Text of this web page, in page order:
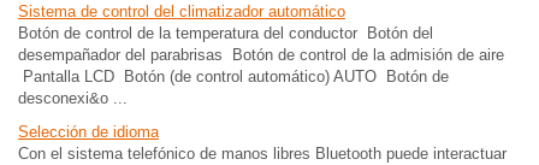
Sistema de control del climatizador automático
Botón de control de la temperatura del conductor Botón del
desempañador del parabrisas Botón de control de la admisión de aire
Pantalla LCD Botón (de control automático) AUTO Botón de
desconexi&o ...
Selección de idioma
Con el sistema telefónico de manos libres Bluetooth puede interactuar